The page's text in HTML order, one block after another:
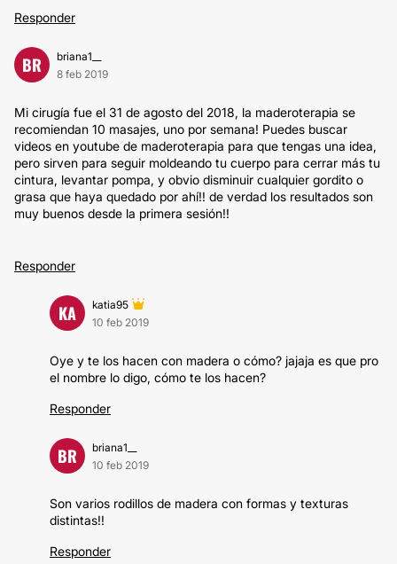
Responder
BR
briana1__
8 feb 2019
Mi cirugía fue el 31 de agosto del 2018, la maderoterapia se
recomiendan 10 masajes, uno por semana! Puedes buscar
videos en youtube de maderoterapia para que tengas una idea,
pero sirven para seguir moldeando tu cuerpo para cerrar más tu
cintura, levantar pompa, y obvio disminuir cualquier gordito o
grasa que haya quedado por ahí!! de verdad los resultados son
muy buenos desde la primera sesión!!
Responder
KA
katia95
10 feb 2019
Oye y te los hacen con madera o cómo? jajaja es que pro
el nombre lo digo, cómo te los hacen?
Responder
BR
briana1__
10 feb 2019
Son varios rodillos de madera con formas y texturas
distintas!!
Responder